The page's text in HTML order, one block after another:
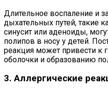
Длительное воспаление и
дыхательных путей, такие
синусит или аденоиды,
полипов в носу у детей.
реакция может привести к
оболочки и образованию
3. Аллергические